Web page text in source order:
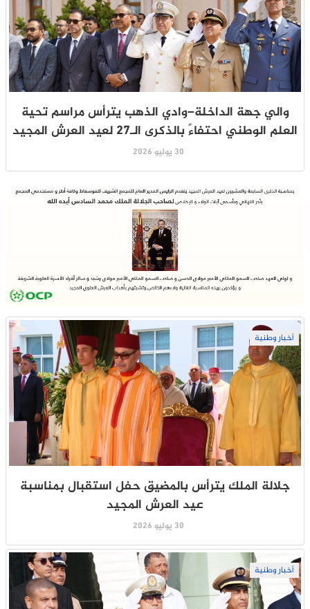
والي جهة الداخلة–وادي الذهب يترأس مراسم تحية
العلم الوطني احتفاءً بالذكرى الـ27 لعيد العرش المجيد
30 يوليو 2026
أخبار وطنية
جلالة الملك يترأس بالمضيق حفل استقبال بمناسبة
عيد العرش المجيد
30 يوليو 2026
أخبار وطنية